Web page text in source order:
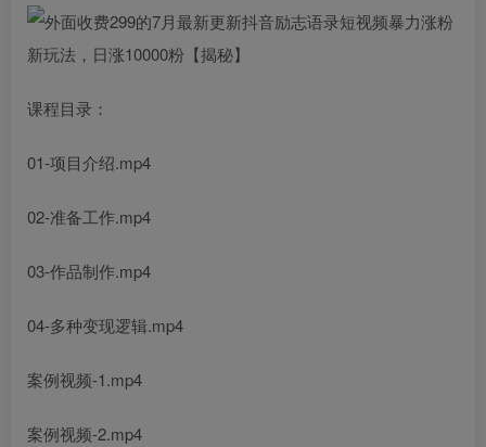
课程目录：
01-项目介绍.mp4
02-准备工作.mp4
03-作品制作.mp4
04-多种变现逻辑.mp4
案例视频-1.mp4
案例视频-2.mp4